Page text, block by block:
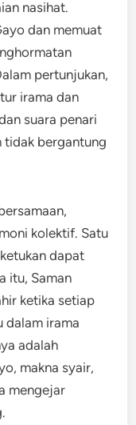
nasihat.
dan memuat
pertunjukan,
irama dan
suara penari
tidak bergantung
kolektif. Satu
dapat
itu, Saman
ketika setiap
dalam irama
adalah
makna syair,
mengejar